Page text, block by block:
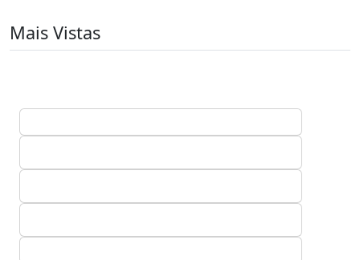
Mais Vistas